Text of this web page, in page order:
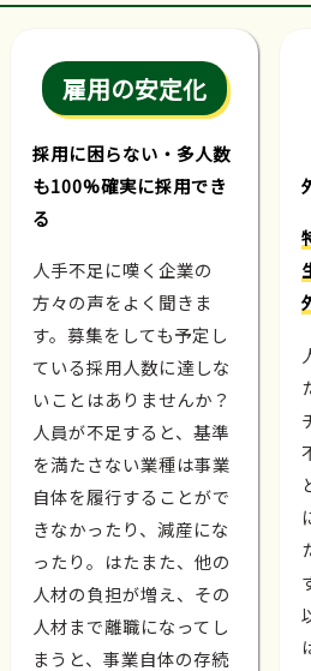
雇用の安定化
採用に困らない・多人数
も100%確実に採用でき
る
人手不足に嘆く企業の
方々の声をよく聞きま
す。募集をしても予定し
ている採用人数に達しな
いことはありませんか？
人員が不足すると、基準
を満たさない業種は事業
自体を履行することがで
きなかったり、減産にな
ったり。はたまた、他の
人材の負担が増え、その
人材まで離職になってし
まうと、事業自体の存続